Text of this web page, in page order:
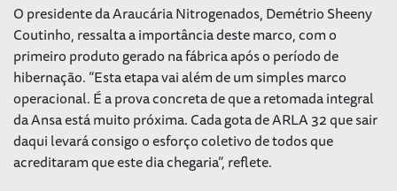
O presidente da Araucária Nitrogenados, Demétrio Sheeny
Coutinho, ressalta a importância deste marco, com o
primeiro produto gerado na fábrica após o período de
hibernação. “Esta etapa vai além de um simples marco
operacional. É a prova concreta de que a retomada integral
da Ansa está muito próxima. Cada gota de ARLA 32 que sair
daqui levará consigo o esforço coletivo de todos que
acreditaram que este dia chegaria”, reflete.